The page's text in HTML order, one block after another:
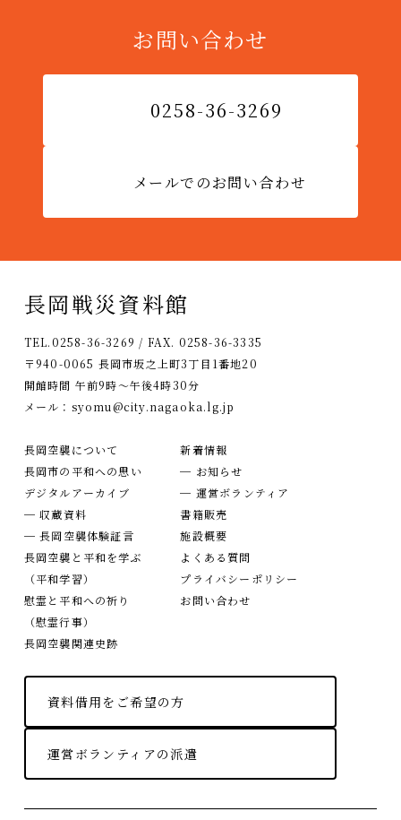
お問い合わせ
0258-36-3269
メールでのお問い合わせ
長岡戦災資料館
TEL.0258-36-3269 / FAX. 0258-36-3335
〒940-0065 長岡市坂之上町3丁目1番地20
開館時間 午前9時〜午後4時30分
メール： syomu@city.nagaoka.lg.jp
長岡空襲について
長岡市の平和への思い
デジタルアーカイブ
─ 収蔵資料
─ 長岡空襲体験証言
長岡空襲と平和を学ぶ
（平和学習）
慰霊と平和への祈り
（慰霊行事）
長岡空襲関連史跡
新着情報
─ お知らせ
─ 運営ボランティア
書籍販売
施設概要
よくある質問
プライバシーポリシー
お問い合わせ
資料借用をご希望の方
運営ボランティアの派遣